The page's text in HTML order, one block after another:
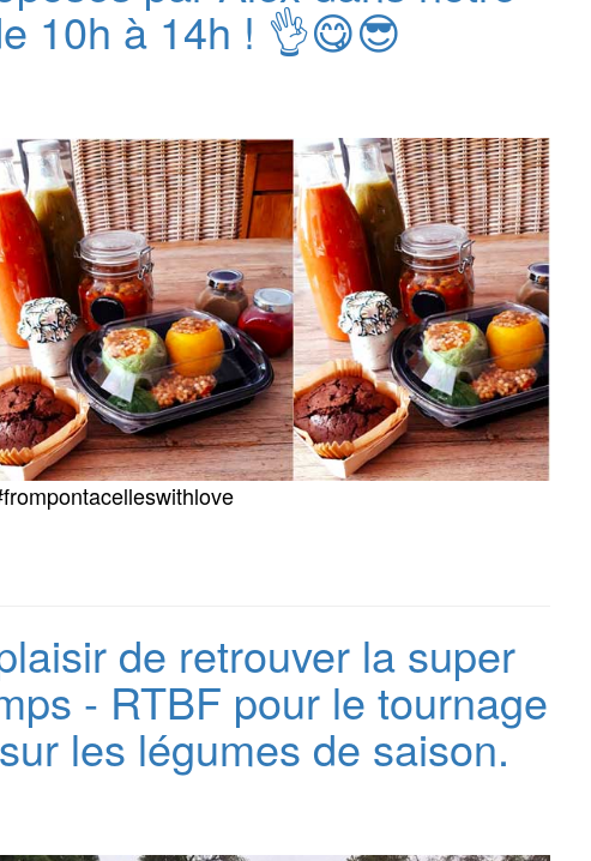
10h à 14h ! 👌😋😎
de retrouver la super
- RTBF pour le tournage
les légumes de saison.